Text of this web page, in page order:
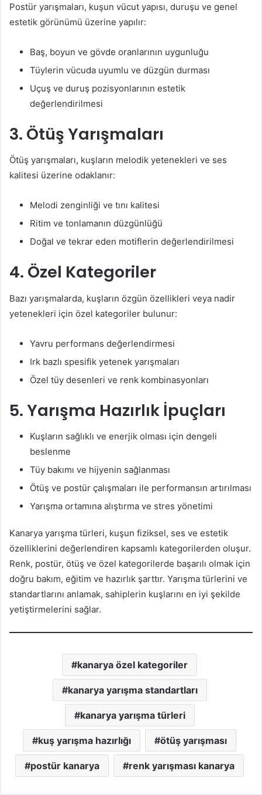
Postür yarışmaları, kuşun vücut yapısı, duruşu ve genel
estetik görünümü üzerine yapılır:
Baş, boyun ve gövde oranlarının uygunluğu
Tüylerin vücuda uyumlu ve düzgün durması
Uçuş ve duruş pozisyonlarının estetik
değerlendirilmesi
3. Ötüş Yarışmaları
Ötüş yarışmaları, kuşların melodik yetenekleri ve ses
kalitesi üzerine odaklanır:
Melodi zenginliği ve tını kalitesi
Ritim ve tonlamanın düzgünlüğü
Doğal ve tekrar eden motiflerin değerlendirilmesi
4. Özel Kategoriler
Bazı yarışmalarda, kuşların özgün özellikleri veya nadir
yetenekleri için özel kategoriler bulunur:
Yavru performans değerlendirmesi
Irk bazlı spesifik yetenek yarışmaları
Özel tüy desenleri ve renk kombinasyonları
5. Yarışma Hazırlık İpuçları
Kuşların sağlıklı ve enerjik olması için dengeli
beslenme
Tüy bakımı ve hijyenin sağlanması
Ötüş ve postür çalışmaları ile performansın artırılması
Yarışma ortamına alıştırma ve stres yönetimi
Kanarya yarışma türleri, kuşun fiziksel, ses ve estetik
özelliklerini değerlendiren kapsamlı kategorilerden oluşur.
Renk, postür, ötüş ve özel kategorilerde başarılı olmak için
doğru bakım, eğitim ve hazırlık şarttır. Yarışma türlerini ve
standartlarını anlamak, sahiplerin kuşlarını en iyi şekilde
yetiştirmelerini sağlar.
kanarya özel kategoriler
kanarya yarışma standartları
kanarya yarışma türleri
kuş yarışma hazırlığı ötüş yarışması
postür kanarya renk yarışması kanarya